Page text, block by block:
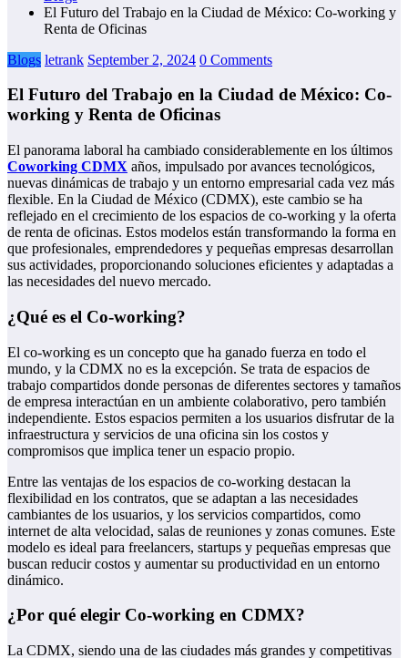
El Futuro del Trabajo en la Ciudad de México: Co-working y
Renta de Oficinas
Blogs letrank September 2, 2024 0 Comments
El Futuro del Trabajo en la Ciudad de México: Co-
working y Renta de Oficinas
El panorama laboral ha cambiado considerablemente en los últimos
Coworking CDMX años, impulsado por avances tecnológicos,
nuevas dinámicas de trabajo y un entorno empresarial cada vez más
flexible. En la Ciudad de México (CDMX), este cambio se ha
reflejado en el crecimiento de los espacios de co-working y la oferta
de renta de oficinas. Estos modelos están transformando la forma en
que profesionales, emprendedores y pequeñas empresas desarrollan
sus actividades, proporcionando soluciones eficientes y adaptadas a
las necesidades del nuevo mercado.
¿Qué es el Co-working?
El co-working es un concepto que ha ganado fuerza en todo el
mundo, y la CDMX no es la excepción. Se trata de espacios de
trabajo compartidos donde personas de diferentes sectores y tamaños
de empresa interactúan en un ambiente colaborativo, pero también
independiente. Estos espacios permiten a los usuarios disfrutar de la
infraestructura y servicios de una oficina sin los costos y
compromisos que implica tener un espacio propio.
Entre las ventajas de los espacios de co-working destacan la
flexibilidad en los contratos, que se adaptan a las necesidades
cambiantes de los usuarios, y los servicios compartidos, como
internet de alta velocidad, salas de reuniones y zonas comunes. Este
modelo es ideal para freelancers, startups y pequeñas empresas que
buscan reducir costos y aumentar su productividad en un entorno
dinámico.
¿Por qué elegir Co-working en CDMX?
La CDMX, siendo una de las ciudades más grandes y competitivas